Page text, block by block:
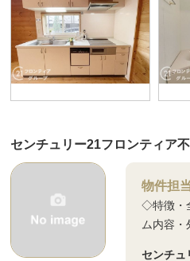
センチュリー21フロンティア
物件担
◇特徴・
ム内容
センチュ